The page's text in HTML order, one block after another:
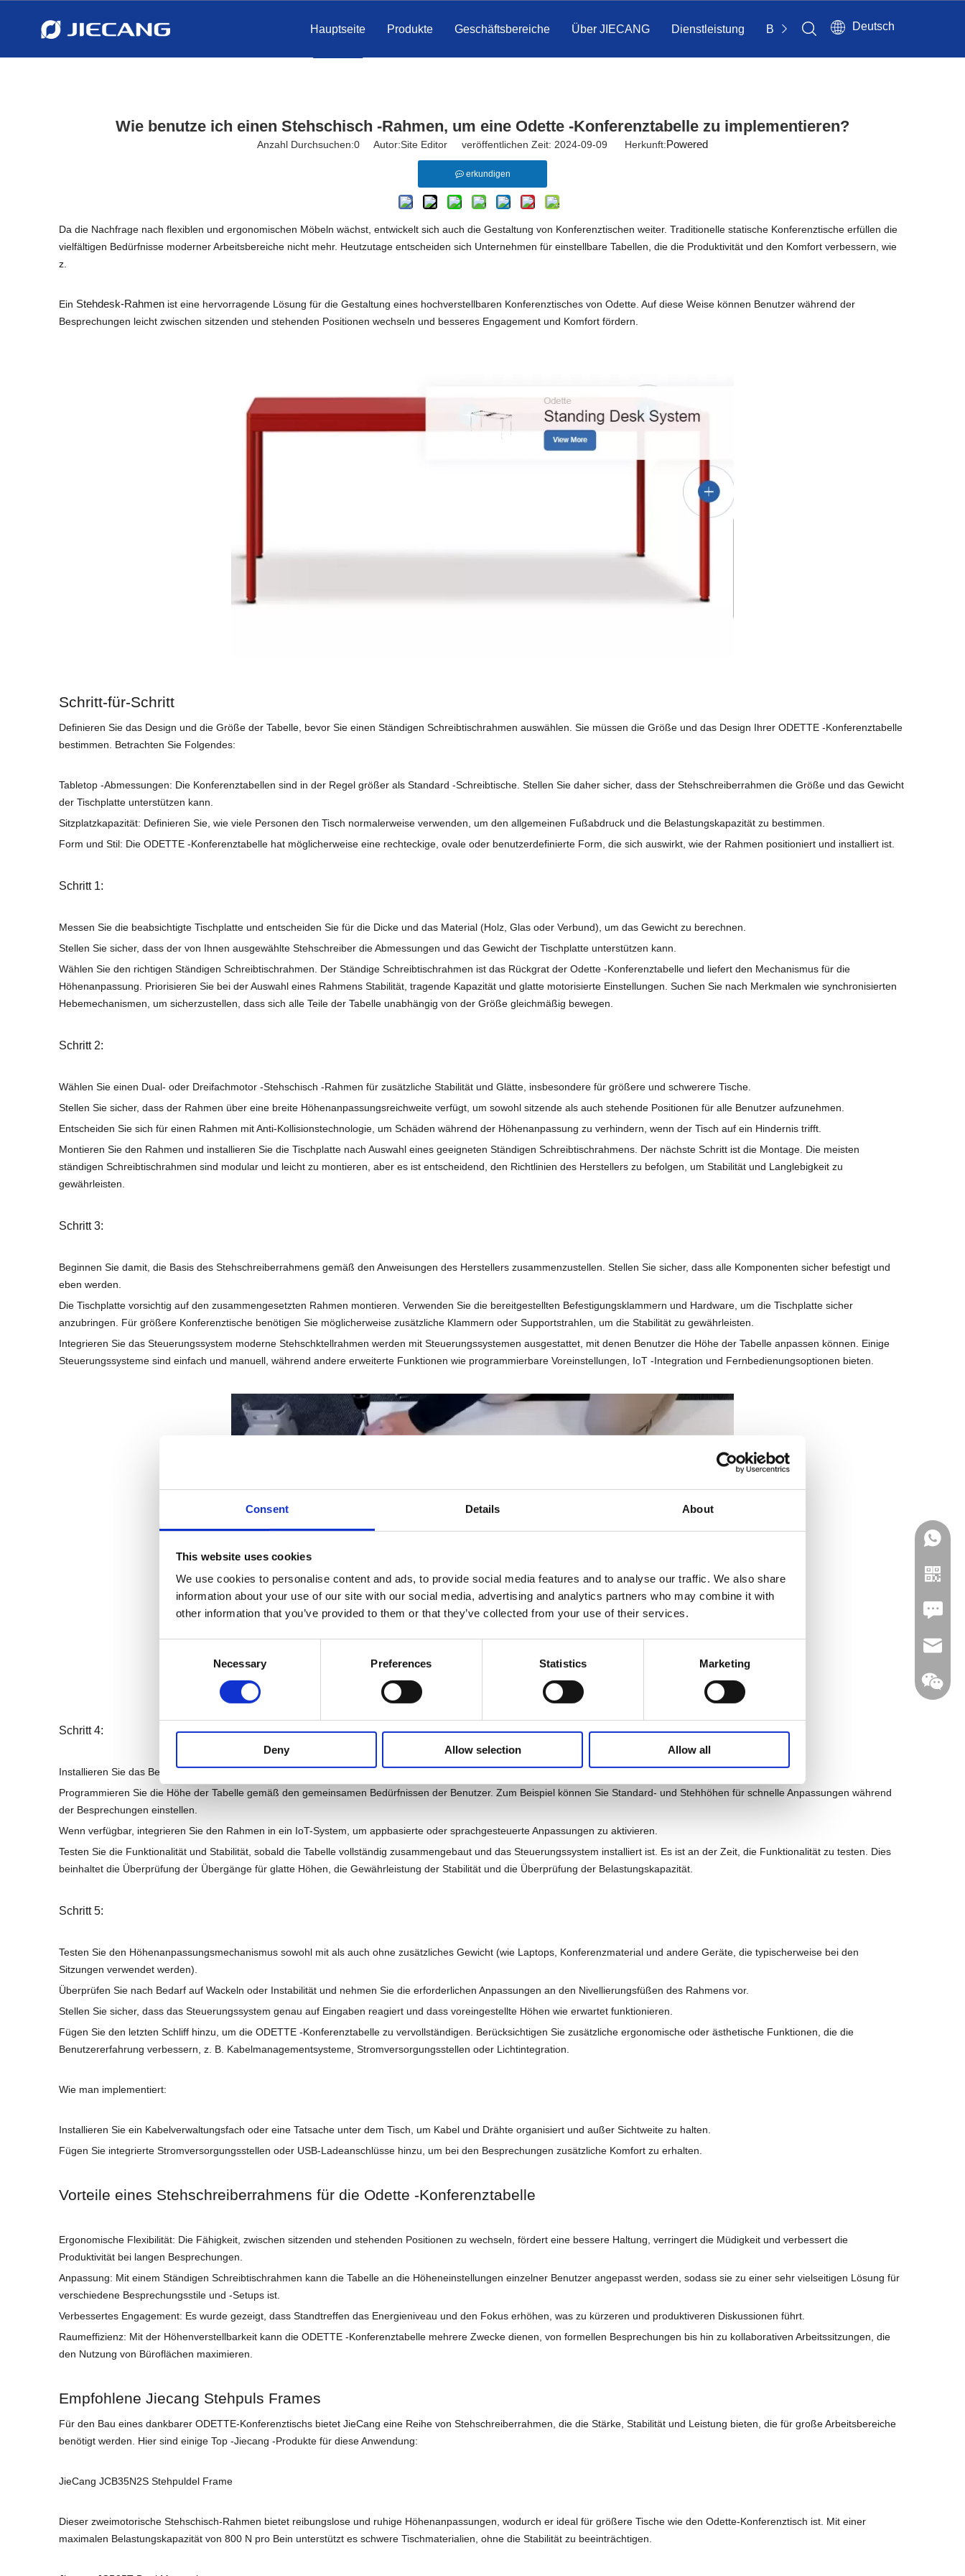
Consent Details About
This website uses cookies
We use cookies to personalise content and ads, to provide social media features and to analyse our traffic. We also share
information about your use of our site with our social media, advertising and analytics partners who may combine it with
other information that you’ve provided to them or that they’ve collected from your use of their services.
Necessary Preferences Statistics Marketing
Deny Allow selection Allow all
Hauptseite Produkte Geschäftsbereiche Über JIECANG Dienstleistung Bloggen KontaktDeutsch
Wie benutze ich einen Stehschisch -Rahmen, um eine Odette -Konferenztabelle zu implementieren?
Anzahl Durchsuchen:0 Autor:Site Editor veröffentlichen Zeit: 2024-09-09 Herkunft:Powered
erkundigen
Da die Nachfrage nach flexiblen und ergonomischen Möbeln wächst, entwickelt sich auch die Gestaltung von Konferenztischen weiter. Traditionelle statische Konferenztische erfüllen die
vielfältigen Bedürfnisse moderner Arbeitsbereiche nicht mehr. Heutzutage entscheiden sich Unternehmen für einstellbare Tabellen, die die Produktivität und den Komfort verbessern, wie
z.
Ein Stehdesk-Rahmen ist eine hervorragende Lösung für die Gestaltung eines hochverstellbaren Konferenztisches von Odette. Auf diese Weise können Benutzer während der
Besprechungen leicht zwischen sitzenden und stehenden Positionen wechseln und besseres Engagement und Komfort fördern.
Schritt-für-Schritt
Definieren Sie das Design und die Größe der Tabelle, bevor Sie einen Ständigen Schreibtischrahmen auswählen. Sie müssen die Größe und das Design Ihrer ODETTE -Konferenztabelle
bestimmen. Betrachten Sie Folgendes:
Tabletop -Abmessungen: Die Konferenztabellen sind in der Regel größer als Standard -Schreibtische. Stellen Sie daher sicher, dass der Stehschreiberrahmen die Größe und das Gewicht
der Tischplatte unterstützen kann.
Sitzplatzkapazität: Definieren Sie, wie viele Personen den Tisch normalerweise verwenden, um den allgemeinen Fußabdruck und die Belastungskapazität zu bestimmen.
Form und Stil: Die ODETTE -Konferenztabelle hat möglicherweise eine rechteckige, ovale oder benutzerdefinierte Form, die sich auswirkt, wie der Rahmen positioniert und installiert ist.
Schritt 1:
Messen Sie die beabsichtigte Tischplatte und entscheiden Sie für die Dicke und das Material (Holz, Glas oder Verbund), um das Gewicht zu berechnen.
Stellen Sie sicher, dass der von Ihnen ausgewählte Stehschreiber die Abmessungen und das Gewicht der Tischplatte unterstützen kann.
Wählen Sie den richtigen Ständigen Schreibtischrahmen. Der Ständige Schreibtischrahmen ist das Rückgrat der Odette -Konferenztabelle und liefert den Mechanismus für die
Höhenanpassung. Priorisieren Sie bei der Auswahl eines Rahmens Stabilität, tragende Kapazität und glatte motorisierte Einstellungen. Suchen Sie nach Merkmalen wie synchronisierten
Hebemechanismen, um sicherzustellen, dass sich alle Teile der Tabelle unabhängig von der Größe gleichmäßig bewegen.
Schritt 2:
Wählen Sie einen Dual- oder Dreifachmotor -Stehschisch -Rahmen für zusätzliche Stabilität und Glätte, insbesondere für größere und schwerere Tische.
Stellen Sie sicher, dass der Rahmen über eine breite Höhenanpassungsreichweite verfügt, um sowohl sitzende als auch stehende Positionen für alle Benutzer aufzunehmen.
Entscheiden Sie sich für einen Rahmen mit Anti-Kollisionstechnologie, um Schäden während der Höhenanpassung zu verhindern, wenn der Tisch auf ein Hindernis trifft.
Montieren Sie den Rahmen und installieren Sie die Tischplatte nach Auswahl eines geeigneten Ständigen Schreibtischrahmens. Der nächste Schritt ist die Montage. Die meisten
ständigen Schreibtischrahmen sind modular und leicht zu montieren, aber es ist entscheidend, den Richtlinien des Herstellers zu befolgen, um Stabilität und Langlebigkeit zu
gewährleisten.
Schritt 3:
Beginnen Sie damit, die Basis des Stehschreiberrahmens gemäß den Anweisungen des Herstellers zusammenzustellen. Stellen Sie sicher, dass alle Komponenten sicher befestigt und
eben werden.
Die Tischplatte vorsichtig auf den zusammengesetzten Rahmen montieren. Verwenden Sie die bereitgestellten Befestigungsklammern und Hardware, um die Tischplatte sicher
anzubringen. Für größere Konferenztische benötigen Sie möglicherweise zusätzliche Klammern oder Supportstrahlen, um die Stabilität zu gewährleisten.
Integrieren Sie das Steuerungssystem moderne Stehschktellrahmen werden mit Steuerungssystemen ausgestattet, mit denen Benutzer die Höhe der Tabelle anpassen können. Einige
Steuerungssysteme sind einfach und manuell, während andere erweiterte Funktionen wie programmierbare Voreinstellungen, IoT -Integration und Fernbedienungsoptionen bieten.
Schritt 4:
Installieren Sie das Bedienfeld an einem zugänglichen Ort am Rand der Tabelle oder verwenden Sie eine drahtlose Fernbedienung, um mehr Flexibilität zu erhalten.
Programmieren Sie die Höhe der Tabelle gemäß den gemeinsamen Bedürfnissen der Benutzer. Zum Beispiel können Sie Standard- und Stehhöhen für schnelle Anpassungen während
der Besprechungen einstellen.
Wenn verfügbar, integrieren Sie den Rahmen in ein IoT-System, um appbasierte oder sprachgesteuerte Anpassungen zu aktivieren.
Testen Sie die Funktionalität und Stabilität, sobald die Tabelle vollständig zusammengebaut und das Steuerungssystem installiert ist. Es ist an der Zeit, die Funktionalität zu testen. Dies
beinhaltet die Überprüfung der Übergänge für glatte Höhen, die Gewährleistung der Stabilität und die Überprüfung der Belastungskapazität.
Schritt 5:
Testen Sie den Höhenanpassungsmechanismus sowohl mit als auch ohne zusätzliches Gewicht (wie Laptops, Konferenzmaterial und andere Geräte, die typischerweise bei den
Sitzungen verwendet werden).
Überprüfen Sie nach Bedarf auf Wackeln oder Instabilität und nehmen Sie die erforderlichen Anpassungen an den Nivellierungsfüßen des Rahmens vor.
Stellen Sie sicher, dass das Steuerungssystem genau auf Eingaben reagiert und dass voreingestellte Höhen wie erwartet funktionieren.
Fügen Sie den letzten Schliff hinzu, um die ODETTE -Konferenztabelle zu vervollständigen. Berücksichtigen Sie zusätzliche ergonomische oder ästhetische Funktionen, die die
Benutzererfahrung verbessern, z. B. Kabelmanagementsysteme, Stromversorgungsstellen oder Lichtintegration.
Wie man implementiert:
Installieren Sie ein Kabelverwaltungsfach oder eine Tatsache unter dem Tisch, um Kabel und Drähte organisiert und außer Sichtweite zu halten.
Fügen Sie integrierte Stromversorgungsstellen oder USB-Ladeanschlüsse hinzu, um bei den Besprechungen zusätzliche Komfort zu erhalten.
Vorteile eines Stehschreiberrahmens für die Odette -Konferenztabelle
Ergonomische Flexibilität: Die Fähigkeit, zwischen sitzenden und stehenden Positionen zu wechseln, fördert eine bessere Haltung, verringert die Müdigkeit und verbessert die
Produktivität bei langen Besprechungen.
Anpassung: Mit einem Ständigen Schreibtischrahmen kann die Tabelle an die Höheneinstellungen einzelner Benutzer angepasst werden, sodass sie zu einer sehr vielseitigen Lösung für
verschiedene Besprechungsstile und -Setups ist.
Verbessertes Engagement: Es wurde gezeigt, dass Standtreffen das Energieniveau und den Fokus erhöhen, was zu kürzeren und produktiveren Diskussionen führt.
Raumeffizienz: Mit der Höhenverstellbarkeit kann die ODETTE -Konferenztabelle mehrere Zwecke dienen, von formellen Besprechungen bis hin zu kollaborativen Arbeitssitzungen, die
den Nutzung von Büroflächen maximieren.
Empfohlene Jiecang Stehpuls Frames
Für den Bau eines dankbarer ODETTE-Konferenztischs bietet JieCang eine Reihe von Stehschreiberrahmen, die die Stärke, Stabilität und Leistung bieten, die für große Arbeitsbereiche
benötigt werden. Hier sind einige Top -Jiecang -Produkte für diese Anwendung:
JieCang JCB35N2S Stehpuldel Frame
Dieser zweimotorische Stehschisch-Rahmen bietet reibungslose und ruhige Höhenanpassungen, wodurch er ideal für größere Tische wie den Odette-Konferenztisch ist. Mit einer
maximalen Belastungskapazität von 800 N pro Bein unterstützt es schwere Tischmaterialien, ohne die Stabilität zu beeinträchtigen.
Leave